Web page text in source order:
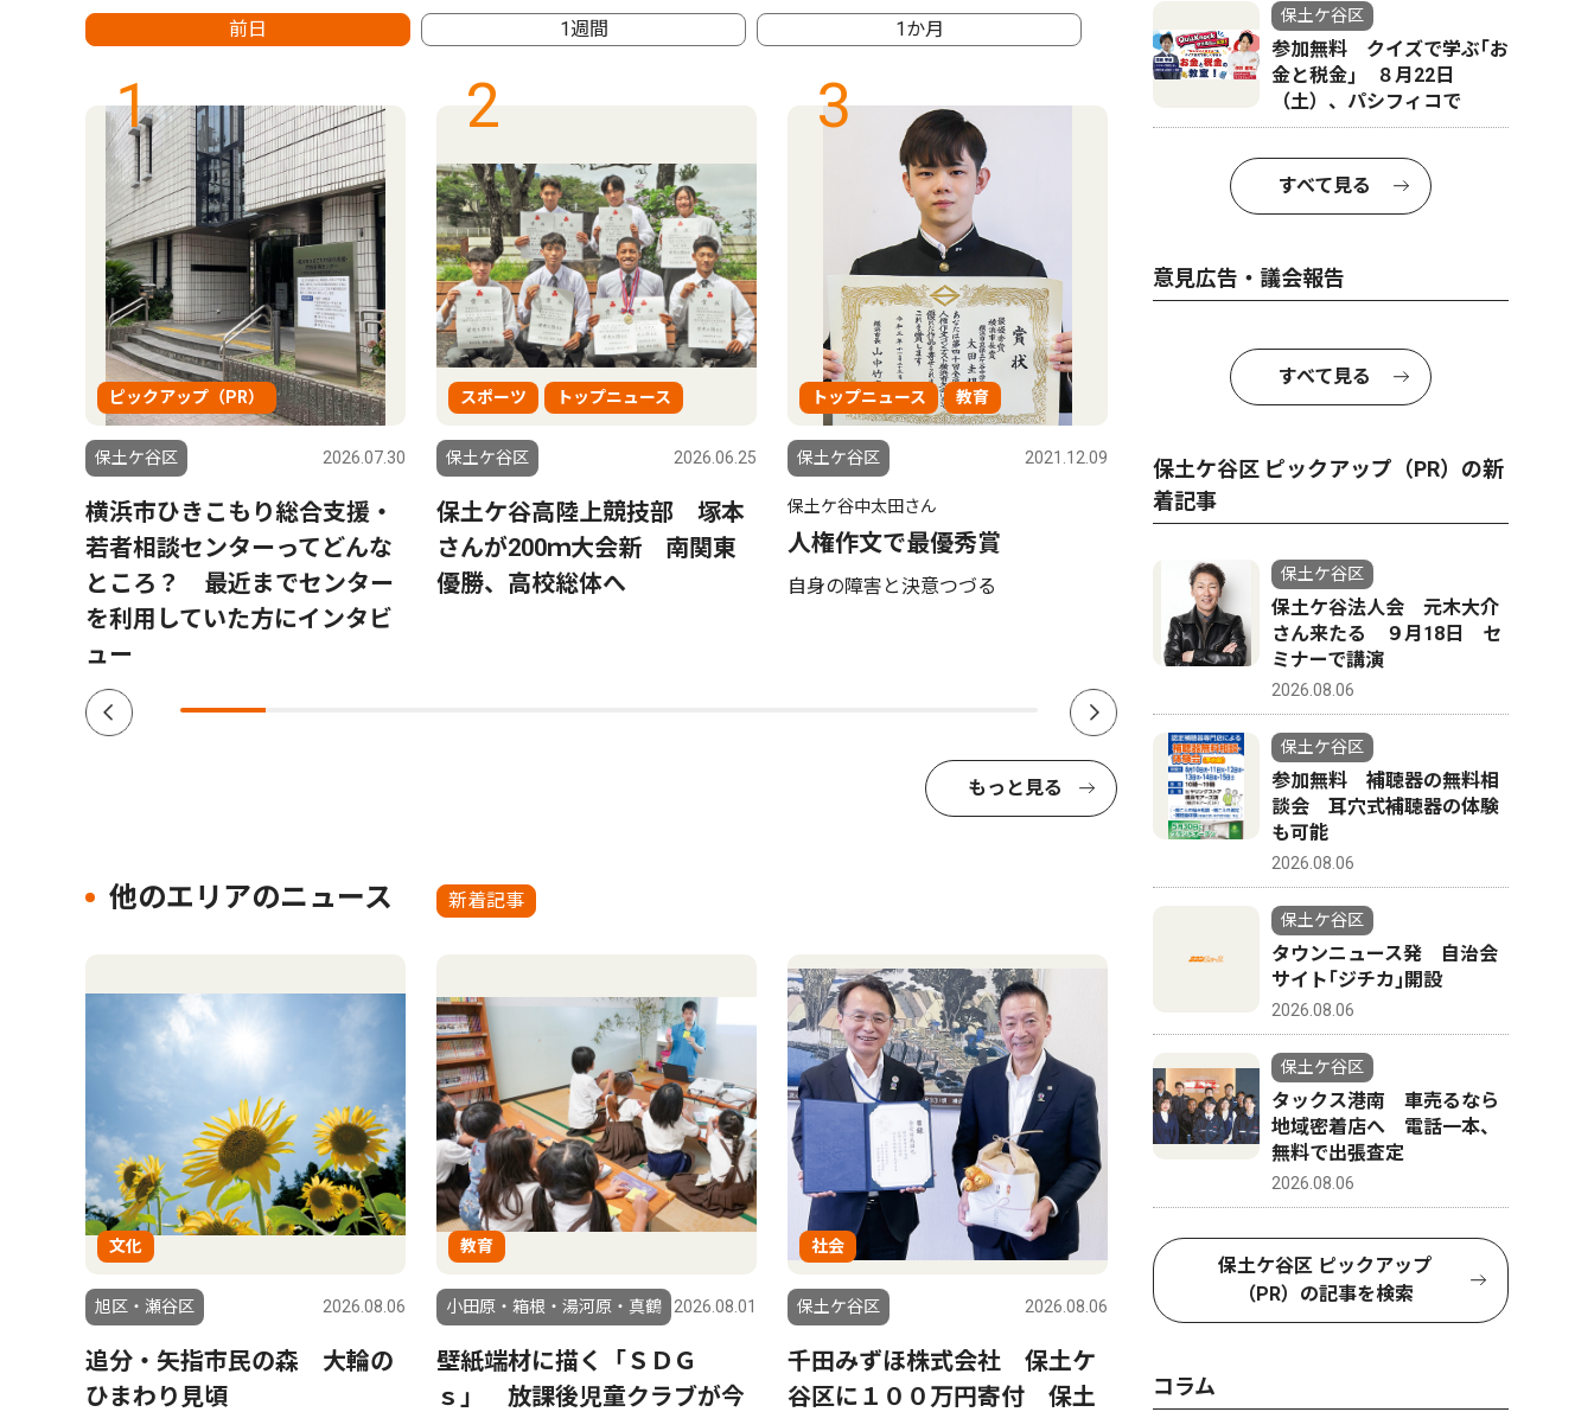
前日 1週間 1か月
1
ピックアップ（PR）
保土ケ谷区 2026.07.30
横浜市ひきこもり総合支援・
若者相談センターってどんな
ところ？ 最近までセンター
を利用していた方にインタビ
ュー
2
スポーツ トップニュース
保土ケ谷区 2026.06.25
保土ケ谷高陸上競技部 塚本
さんが200ｍ大会新 南関東
優勝、高校総体へ
3
トップニュース 教育
保土ケ谷区 2021.12.09
保土ケ谷中太田さん
人権作文で最優秀賞
自身の障害と決意つづる
トップニュース
保土ケ谷区 2026.07.30
星川駅に文化芸術新拠点
保土ケ谷区
歳
もっと見る
他のエリアのニュース 新着記事
文化
旭区・瀬谷区 2026.08.06
追分・矢指市民の森 大輪の
ひまわり見頃
教育
小田原・箱根・湯河原・真鶴 2026.08.01
壁紙端材に描く「ＳＤＧ
ｓ」 放課後児童クラブが今
社会
保土ケ谷区 2026.08.06
千田みずほ株式会社 保土ケ
谷区に１００万円寄付 保土
保土ケ谷区
参加無料 クイズで学ぶ｢お
金と税金｣ ８月22日
（土）、パシフィコで
すべて見る
意見広告・議会報告
すべて見る
保土ケ谷区 ピックアップ（PR）の新
着記事
保土ケ谷区
保土ケ谷法人会 元木大介
さん来たる ９月18日 セ
ミナーで講演
2026.08.06
保土ケ谷区
参加無料 補聴器の無料相
談会 耳穴式補聴器の体験
も可能
2026.08.06
保土ケ谷区
タウンニュース発 自治会
サイト｢ジチカ｣開設
2026.08.06
保土ケ谷区
タックス港南 車売るなら
地域密着店へ 電話一本、
無料で出張査定
2026.08.06
保土ケ谷区 ピックアップ
（PR）の記事を検索
コラム